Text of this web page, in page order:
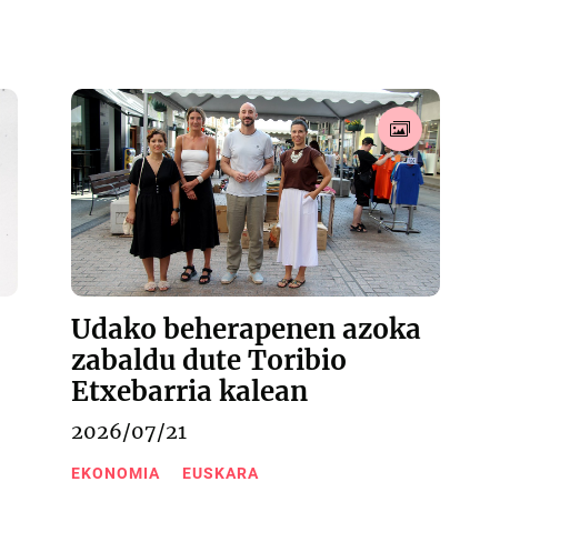
Udako beherapenen azoka
zabaldu dute Toribio
Etxebarria kalean
2026/07/21
EKONOMIA EUSKARA